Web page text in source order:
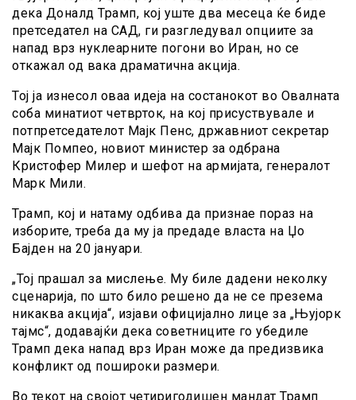
дека Доналд Трамп, кој уште два месеца ќе биде
претседател на САД, ги разгледувал опциите за
напад врз нуклеарните погони во Иран, но се
откажал од вака драматична акција.
Тој ја изнесол оваа идеја на состанокот во Овалната
соба минатиот четврток, на кој присуствувале и
потпретседателот Мајк Пенс, државниот секретар
Мајк Помпео, новиот министер за одбрана
Кристофер Милер и шефот на армијата, генералот
Марк Мили.
Трамп, кој и натаму одбива да признае пораз на
изборите, треба да му ја предаде власта на Џо
Бајден на 20 јануари.
„Тој прашал за мислење. Му биле дадени неколку
сценарија, по што било решено да не се презема
никаква акција“, изјави официјално лице за „Њујорк
тајмс“, додавајќи дека советниците го убедиле
Трамп дека напад врз Иран може да предизвика
конфликт од пошироки размери.
Во текот на својот четиригодишен мандат Трамп